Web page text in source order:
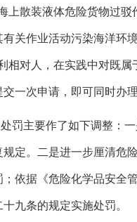
上散装液体危险货物过
关作业活动污染海洋
相对人，在实践中对既
一次申请，即可同时办理
罚主要作了如下调整：
定。二是进一步厘清危
依据《危险化学品安
九条的规定实施处罚。